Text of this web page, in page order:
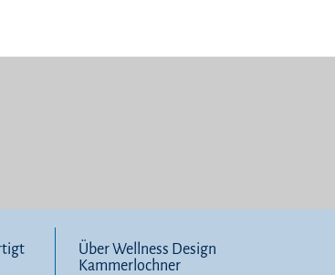
Über Wellness Design
Kammerlochner